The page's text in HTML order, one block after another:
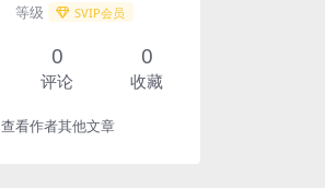
等级 SVIP会员
0
评论
0
收藏
查看作者其他文章